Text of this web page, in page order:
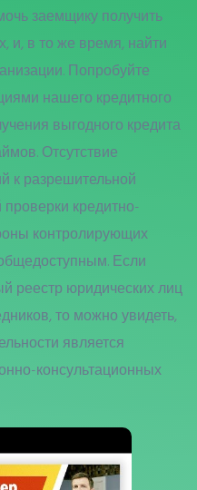
заемщику получить
и, в то же время, найти
Попробуйте
нашего кредитного
выгодного кредита
Отсутствие
к разрешительной
кредитно-
контролирующих
Если
реестр юридических лиц
то можно увидеть,
является
консультационных